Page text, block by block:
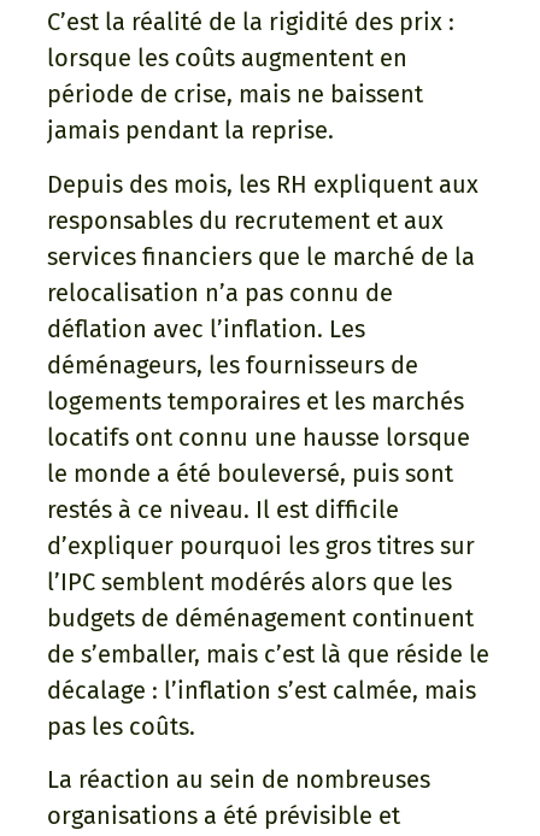
C’est la réalité de la rigidité des prix :
lorsque les coûts augmentent en
période de crise, mais ne baissent
jamais pendant la reprise.
Depuis des mois, les RH expliquent aux
responsables du recrutement et aux
services financiers que le marché de la
relocalisation n’a pas connu de
déflation avec l’inflation. Les
déménageurs, les fournisseurs de
logements temporaires et les marchés
locatifs ont connu une hausse lorsque
le monde a été bouleversé, puis sont
restés à ce niveau. Il est difficile
d’expliquer pourquoi les gros titres sur
l’IPC semblent modérés alors que les
budgets de déménagement continuent
de s’emballer, mais c’est là que réside le
décalage : l’inflation s’est calmée, mais
pas les coûts.
La réaction au sein de nombreuses
organisations a été prévisible et